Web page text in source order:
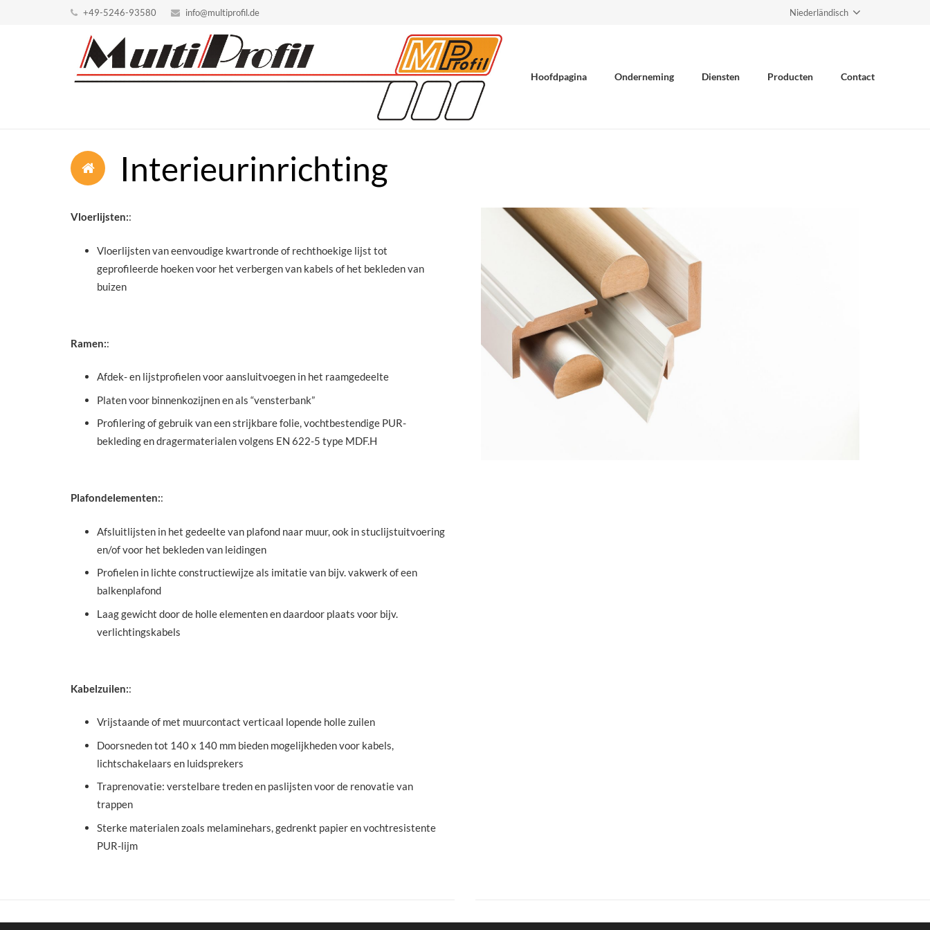
+49-5246-93580 info@multiprofil.de Niederländisch
Hoofdpagina Onderneming Diensten Producten Contact
Interieurinrichting
Vloerlijsten::
Vloerlijsten van eenvoudige kwartronde of rechthoekige lijst tot
geprofileerde hoeken voor het verbergen van kabels of het bekleden van
buizen
Ramen::
Afdek- en lijstprofielen voor aansluitvoegen in het raamgedeelte
Platen voor binnenkozijnen en als “vensterbank”
Profilering of gebruik van een strijkbare folie, vochtbestendige PUR-
bekleding en dragermaterialen volgens EN 622-5 type MDF.H
Plafondelementen::
Afsluitlijsten in het gedeelte van plafond naar muur, ook in stuclijstuitvoering
en/of voor het bekleden van leidingen
Profielen in lichte constructiewijze als imitatie van bijv. vakwerk of een
balkenplafond
Laag gewicht door de holle elementen en daardoor plaats voor bijv.
verlichtingskabels
Kabelzuilen::
Vrijstaande of met muurcontact verticaal lopende holle zuilen
Doorsneden tot 140 x 140 mm bieden mogelijkheden voor kabels,
lichtschakelaars en luidsprekers
Traprenovatie: verstelbare treden en paslijsten voor de renovatie van
trappen
Sterke materialen zoals melaminehars, gedrenkt papier en vochtresistente
PUR-lijm